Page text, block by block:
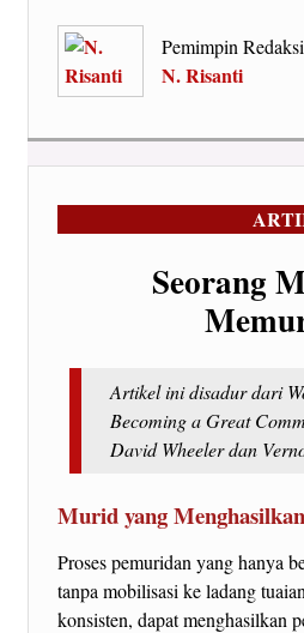
Pemimpin
N. Risanti
Seorang
Artikel ini disadur dari
Becoming a Great
David Wheeler dan
Murid yang Menghasilkan
Proses pemuridan yang hanya
tanpa mobilisasi ke ladang
konsisten, dapat menghasilkan